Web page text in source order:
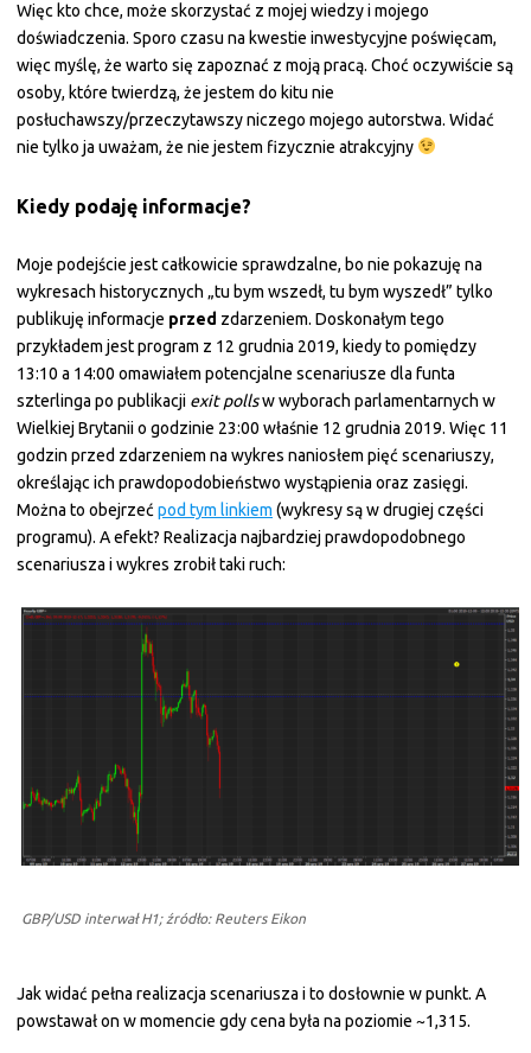
Więc kto chce, może skorzystać z mojej wiedzy i mojego
doświadczenia. Sporo czasu na kwestie inwestycyjne poświęcam,
więc myślę, że warto się zapoznać z moją pracą. Choć oczywiście są
osoby, które twierdzą, że jestem do kitu nie
posłuchawszy/przeczytawszy niczego mojego autorstwa. Widać
nie tylko ja uważam, że nie jestem fizycznie atrakcyjny
Kiedy podaję informacje?
Moje podejście jest całkowicie sprawdzalne, bo nie pokazuję na
wykresach historycznych „tu bym wszedł, tu bym wyszedł” tylko
publikuję informacje przed zdarzeniem. Doskonałym tego
przykładem jest program z 12 grudnia 2019, kiedy to pomiędzy
13:10 a 14:00 omawiałem potencjalne scenariusze dla funta
szterlinga po publikacji exit pollsw wyborach parlamentarnych w
Wielkiej Brytanii o godzinie 23:00 właśnie 12 grudnia 2019. Więc 11
godzin przed zdarzeniem na wykres naniosłem pięć scenariuszy,
określając ich prawdopodobieństwo wystąpienia oraz zasięgi.
Można to obejrzeć pod tym linkiem (wykresy są w drugiej części
programu). A efekt? Realizacja najbardziej prawdopodobnego
scenariusza i wykres zrobił taki ruch:
GBP/USD interwał H1; źródło: Reuters Eikon
Jak widać pełna realizacja scenariusza i to dosłownie w punkt. A
powstawał on w momencie gdy cena była na poziomie ~1,315.